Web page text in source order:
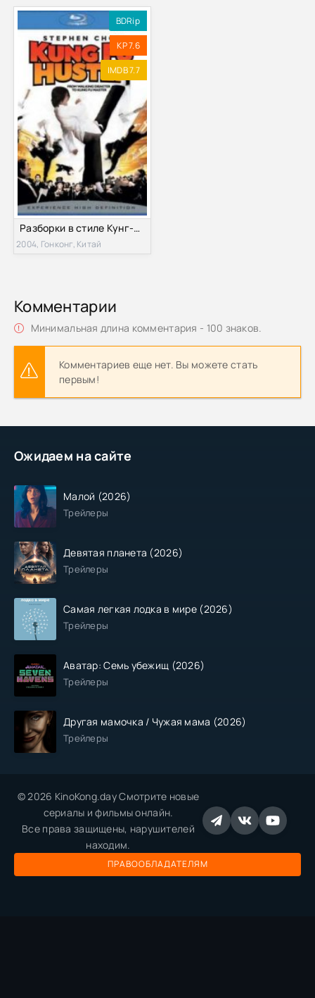
Ожидаем на сайте
Малой (2026)
Трейлеры
Девятая планета (2026)
Трейлеры
Самая легкая лодка в мире (2026)
Трейлеры
Аватар: Семь убежищ (2026)
Трейлеры
Другая мамочка / Чужая мама (2026)
Трейлеры
BDRip
KP 7.6
IMDB 7.7
Разборки в стиле Кунг-фу (2004)
2004, Гонконг, Китай
Комментарии
Минимальная длина комментария - 100 знаков.
Комментариев еще нет. Вы можете стать
первым!
© 2026 KinoKong.day Смотрите новые
сериалы и фильмы онлайн.
Все права защищены, нарушителей
находим.
ПРАВООБЛАДАТЕЛЯМ